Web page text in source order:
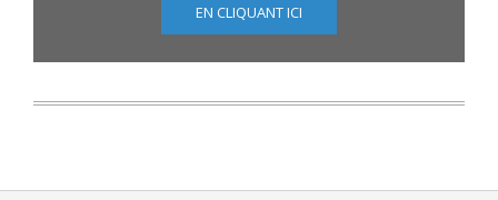
EN CLIQUANT ICI